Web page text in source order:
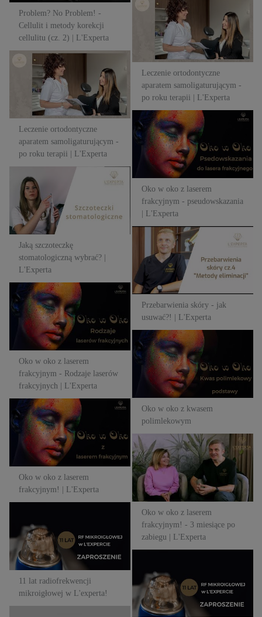
Leczenie ortodontyczne
aparatem samoligaturującym -
po roku terapii | L'Experta
Leczenie ortodontyczne
aparatem samoligaturującym -
po roku terapii | L'Experta
Leczenie ortodontyczne
aparatem samoligaturującym -
po roku terapii | L'Experta
Leczenie ortodontyczne
aparatem samoligaturującym -
po roku terapii | L'Experta
Przebarwienia skóry - jak
usuwać?! | L'Experta
Przebarwienia skóry - jak
usuwać?! | L'Experta
Jaką szczoteczkę
stomatologiczną wybrać? |
L'Experta
Jaką szczoteczkę
stomatologiczną wybrać? |
L'Experta
Oko w oko z laserem
frakcyjnym - Rodzaje laserów
frakcyjnych | L'Experta
Oko w oko z laserem
frakcyjnym - Rodzaje laserów
frakcyjnych | L'Experta
Oko w oko z laserem
frakcyjnym! | L'Experta
Oko w oko z laserem
frakcyjnym! | L'Experta
Oko w oko z laserem
frakcyjnym - pseudowskazania
| L'Experta
Oko w oko z laserem
frakcyjnym - pseudowskazania
| L'Experta
11 lat radiofrekwencji
mikroigłowej w L'experta!
mikroigłowej w L'experta!
mikroigłowej w L'experta!
Oko w oko z laserem
frakcyjnym! - 3 miesiące po
zabiegu | L'Experta
Oko w oko z laserem
frakcyjnym! - 3 miesiące po
zabiegu | L'Experta
Oko w oko z kwasem
polimlekowym
Oko w oko z kwasem
polimlekowym
Problem? No Problem! -
Cellulit i metody korekcji
cellulitu (cz. 2) | L'Experta